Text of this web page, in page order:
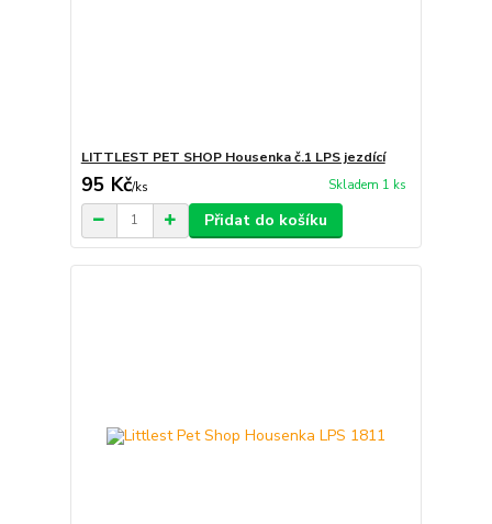
LITTLEST PET SHOP Housenka č.1 LPS jezdící
95 Kč/ks Skladem 1 ks
Přidat do košíku